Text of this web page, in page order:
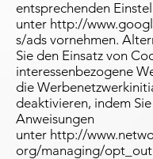
entsprechenden
unter http://
s/ads vornehmen.
Sie den Einsatz von
interessenbezogene
die
deaktivieren, indem
Anweisungen
unter http://
org/managing/